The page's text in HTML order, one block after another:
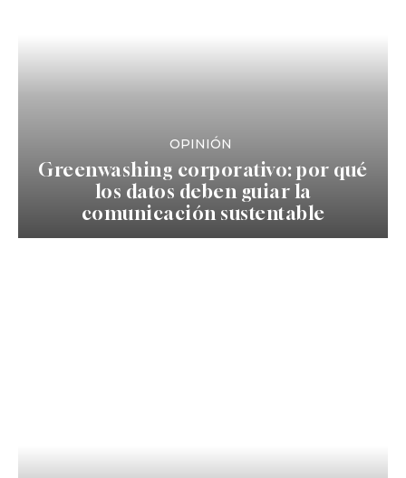
OPINIÓN
Greenwashing corporativo: por qué
los datos deben guiar la
comunicación sustentable